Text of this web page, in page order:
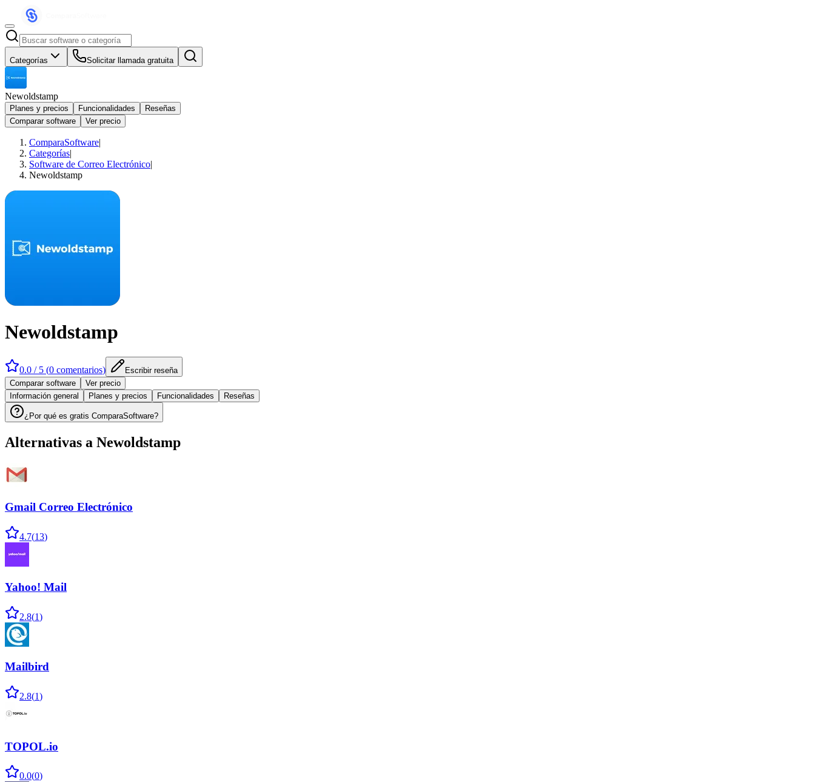
Categorías Solicitar llamada gratuita
Newoldstamp
Planes y precios Funcionalidades
Reseñas
Comparar software
Ver precio
ComparaSoftware|
Categorías|
Software de Correo Electrónico|
Newoldstamp
Newoldstamp
0.0 / 5 (0 comentarios)
Escribir reseña
Comparar software
Ver precio
Información general
Planes y precios Funcionalidades Reseñas
¿Por qué es gratis ComparaSoftware?
Alternativas a Newoldstamp
Gmail Correo Electrónico
4.7(13)
Yahoo! Mail
2.8(1)
Mailbird
2.8(1)
TOPOL.io
0.0(0)